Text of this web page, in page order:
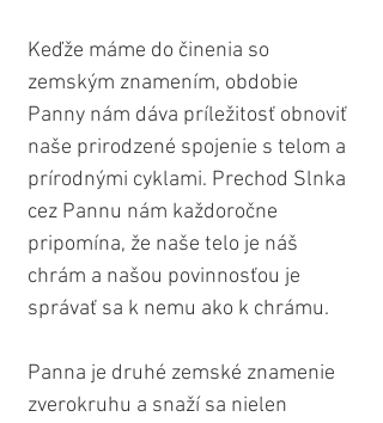
Keďže máme do činenia so
zemským znamením, obdobie
Panny nám dáva príležitosť obnoviť
naše prirodzené spojenie s telom a
prírodnými cyklami. Prechod Slnka
cez Pannu nám každoročne
pripomína, že naše telo je náš
chrám a našou povinnosťou je
správať sa k nemu ako k chrámu.
Panna je druhé zemské znamenie
zverokruhu a snaží sa nielen